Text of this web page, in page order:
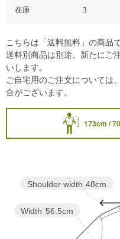
在庫 3
173cm /
Width 56.5cm
Shoulder width 48cm
こちらは「送料無料」の商品で
送料別商品は別途、新たにご
いします。
ご自宅用のご注文については
合がございます。